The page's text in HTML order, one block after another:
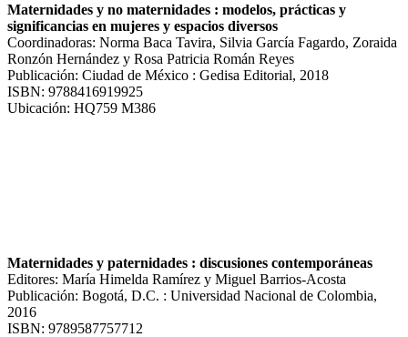
Maternidades y no maternidades : modelos, prácticas y
significancias en mujeres y espacios diversos
Coordinadoras: Norma Baca Tavira, Silvia García Fagardo, Zoraida
Ronzón Hernández y Rosa Patricia Román Reyes
Publicación: Ciudad de México : Gedisa Editorial, 2018
ISBN: 9788416919925
Ubicación: HQ759 M386
Maternidades y paternidades : discusiones contemporáneas
Editores: María Himelda Ramírez y Miguel Barrios-Acosta
Publicación: Bogotá, D.C. : Universidad Nacional de Colombia,
2016
ISBN: 9789587757712